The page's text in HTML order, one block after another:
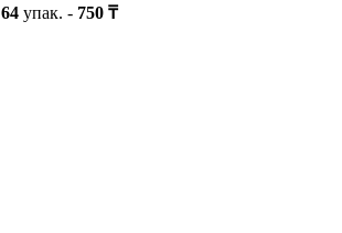
64 упак. - 750 ₸